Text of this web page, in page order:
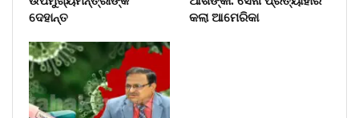
ଦେହାନ୍ତ
କଲା ଆମେରିକା